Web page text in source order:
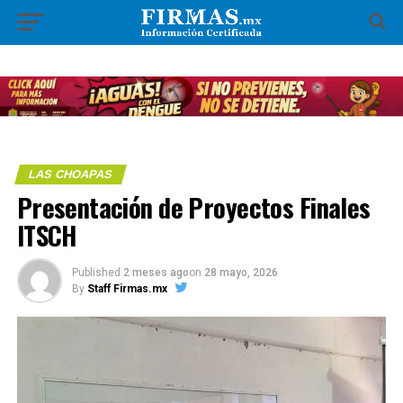
LAS CHOAPAS
Presentación de Proyectos Finales
ITSCH
Published 2 meses agoon 28 mayo, 2026
By Staff Firmas.mx